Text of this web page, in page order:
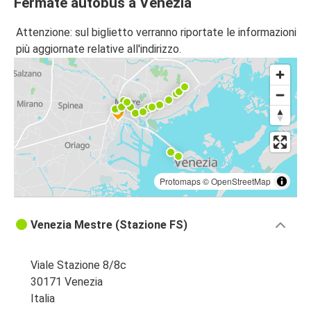
Attenzione: sul biglietto verranno riportate le informazioni
più aggiornate relative all'indirizzo.
Protomaps©OpenStreetMap
Venezia Mestre (Stazione FS)
Viale Stazione 8/8c
30171 Venezia
Italia